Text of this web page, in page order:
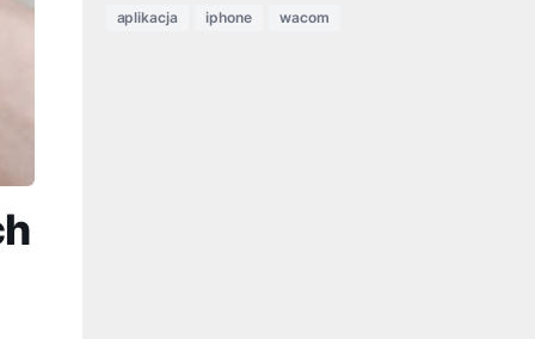
aplikacja iphone wacom